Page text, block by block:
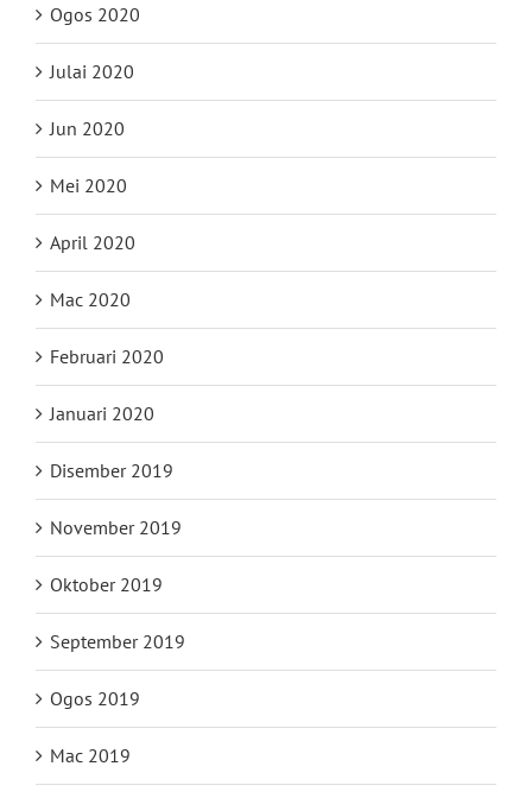
Ogos 2020
Julai 2020
Jun 2020
Mei 2020
April 2020
Mac 2020
Februari 2020
Januari 2020
Disember 2019
November 2019
Oktober 2019
September 2019
Ogos 2019
Mac 2019